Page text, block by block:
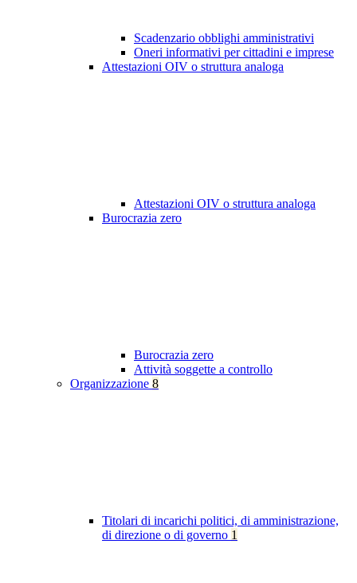
Scadenzario obblighi amministrativi
Oneri informativi per cittadini e imprese
Attestazioni OIV o struttura analoga
Attestazioni OIV o struttura analoga
Burocrazia zero
Burocrazia zero
Attività soggette a controllo
Organizzazione 8
Titolari di incarichi politici, di amministrazione,
di direzione o di governo 1